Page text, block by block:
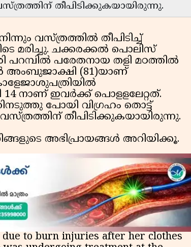
തീപിടിക്കുകയായിരുന്നു.
വസ്ത്രത്തിൽ തീപിടിച്ച്
മരിച്ചു. ചക്കരക്കൽ പൊലിസ്
പറമ്പിൽ പരേതനായ തളി മഠത്തിൽ
അംബുജാക്ഷി (81)യാണ്
14 നാണ് ഇവർക്ക് പൊളളലേറ്റത്.
പോയി വിഗ്രഹം തൊട്ട്
തീപിടിക്കുകയായിരുന്നു.
അഭിപ്രായങ്ങൾ അറിയിക്കൂ.
to burn injuries after her clothes